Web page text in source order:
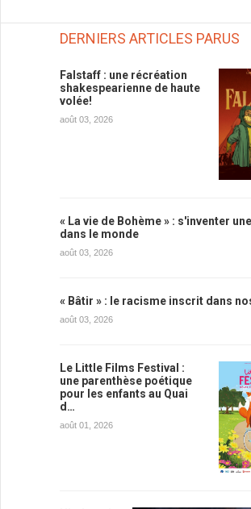
DERNIERS ARTICLES PARUS
Falstaff : une récréation
shakespearienne de haute
volée!
août 03, 2026
« La vie de Bohème » : s'inventer
dans le monde
août 03, 2026
« Bâtir » : le racisme inscrit dans
août 03, 2026
Le Little Films Festival :
une parenthèse poétique
pour les enfants au Quai
d…
août 01, 2026